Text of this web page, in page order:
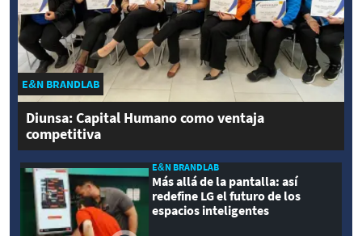
E&N BRANDLAB
Diunsa: Capital Humano como ventaja
competitiva
E&N BRANDLAB
Más allá de la pantalla: así
redefine LG el futuro de los
espacios inteligentes